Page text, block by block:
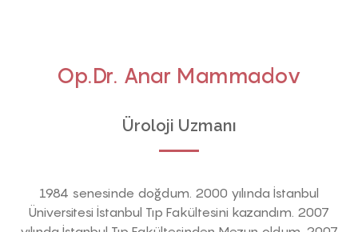
Op.Dr. Anar Mammadov
Üroloji Uzmanı
1984 senesinde doğdum. 2000 yılında İstanbul
Üniversitesi İstanbul Tıp Fakültesini kazandım. 2007